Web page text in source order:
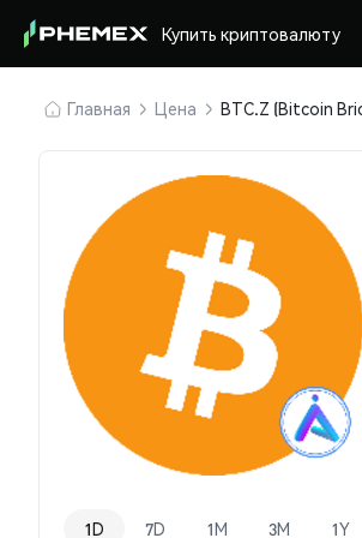
Купить криптовалюту
Главная Цена
1D 7D 1M 3M 1Y